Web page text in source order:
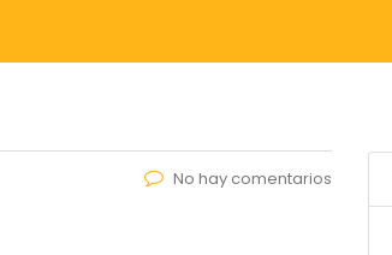
No hay comentarios